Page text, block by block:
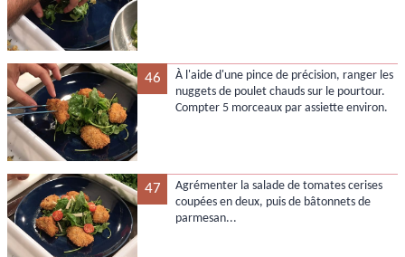
46
À l'aide d'une pince de précision, ranger les
nuggets de poulet chauds sur le pourtour.
Compter 5 morceaux par assiette environ.
47
Agrémenter la salade de tomates cerises
coupées en deux, puis de bâtonnets de
parmesan...